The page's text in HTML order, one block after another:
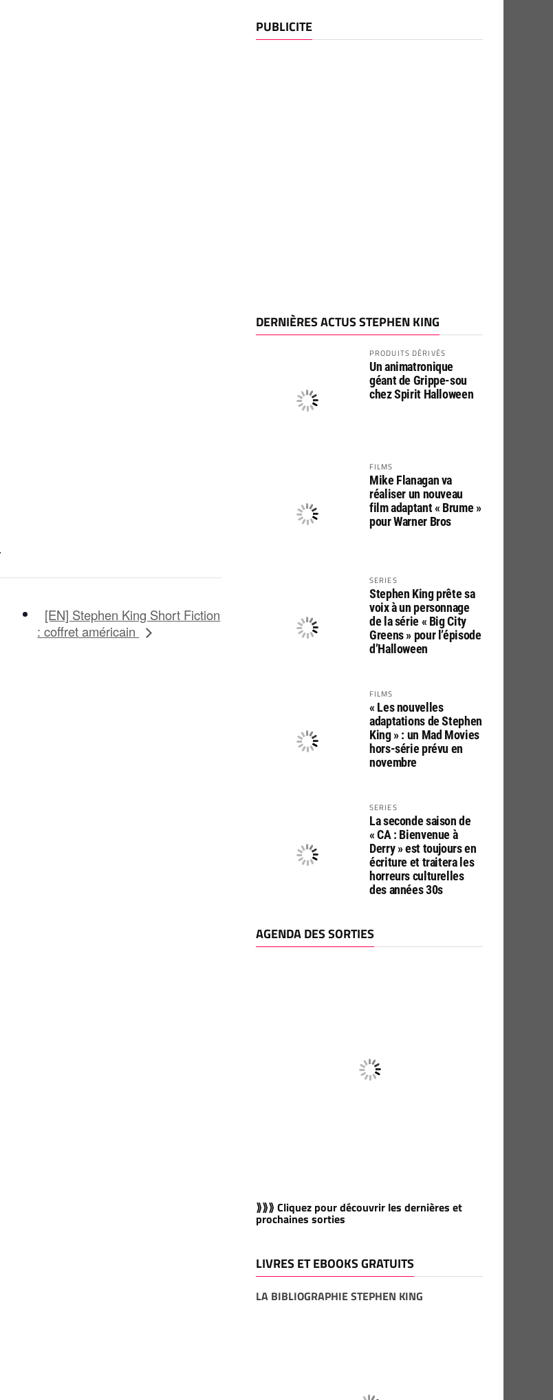
[EN] Stephen King Short Fiction
: coffret américain
PUBLICITE
DERNIÈRES ACTUS STEPHEN KING
PRODUITS DÉRIVÉS
Un animatronique
géant de Grippe-sou
chez Spirit Halloween
FILMS
Mike Flanagan va
réaliser un nouveau
film adaptant « Brume »
pour Warner Bros
SERIES
Stephen King prête sa
voix à un personnage
de la série « Big City
Greens » pour l’épisode
d’Halloween
FILMS
« Les nouvelles
adaptations de Stephen
King » : un Mad Movies
hors-série prévu en
novembre
SERIES
La seconde saison de
« CA : Bienvenue à
Derry » est toujours en
écriture et traitera les
horreurs culturelles
des années 30s
AGENDA DES SORTIES
⟫⟫⟫ Cliquez pour découvrir les dernières et
prochaines sorties
LIVRES ET EBOOKS GRATUITS
LA BIBLIOGRAPHIE STEPHEN KING